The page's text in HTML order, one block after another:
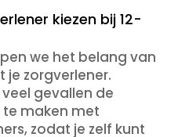
kiezen bij 12-
we het belang van
je zorgverlener.
gevallen de
maken met
zodat je zelf kunt